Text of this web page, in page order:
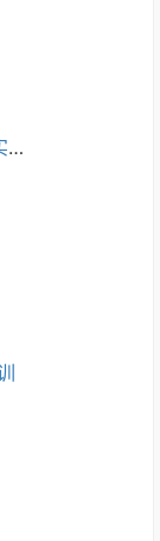
政务云与电子政务外网规划设计项目实战培训